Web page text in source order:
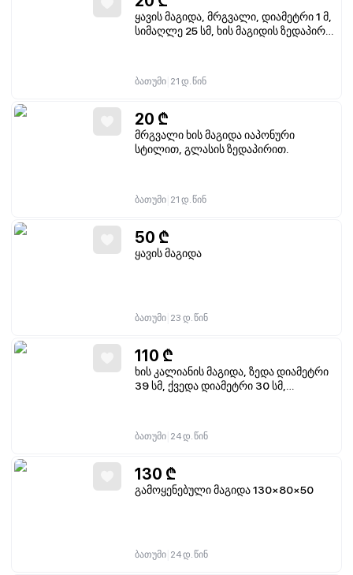
ყავის მაგიდა, მრგვალი, დიამეტრი 1 მ,
სიმაღლე 25 სმ, ხის მაგიდის ზედაპირი
ბათუმი 21 დ. წინ
20 ₾
მრგვალი ხის მაგიდა იაპონური
სტილით, გლასის ზედაპირით.
ბათუმი 21 დ. წინ
50 ₾
ყავის მაგიდა
ბათუმი 23 დ. წინ
110 ₾
ხის კალიანის მაგიდა, ზედა დიამეტრი
39 სმ, ქვედა დიამეტრი 30 სმ,
ბათუმი 24 დ. წინ
130 ₾
გამოყენებული მაგიდა 130×80×50
ბათუმი 24 დ. წინ